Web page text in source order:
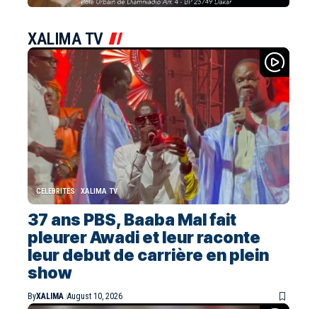
XALIMA TV
CELEBRITES XALIMA TV
37 ans PBS, Baaba Mal fait
pleurer Awadi et leur raconte
leur debut de carrière en plein
show
ByXALIMA August 10, 2026